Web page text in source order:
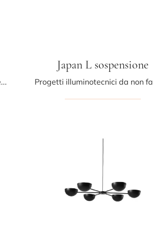
Ecco la lampada moderna che fa per te! Il modello Japan M sospensione è una tra le nostre lampade a sospensione di Midj.
Japan L sospensione